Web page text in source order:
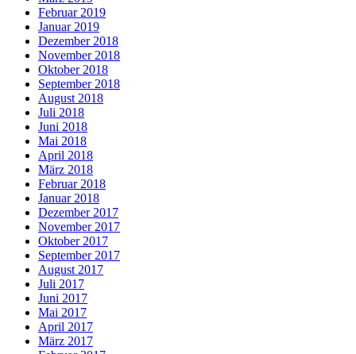
Februar 2019
Januar 2019
Dezember 2018
November 2018
Oktober 2018
September 2018
August 2018
Juli 2018
Juni 2018
Mai 2018
April 2018
März 2018
Februar 2018
Januar 2018
Dezember 2017
November 2017
Oktober 2017
September 2017
August 2017
Juli 2017
Juni 2017
Mai 2017
April 2017
März 2017